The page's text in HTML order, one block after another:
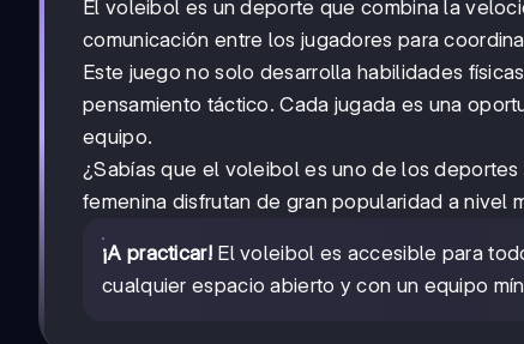
El voleibol es un deporte que combina la
comunicación entre los jugadores para
Este juego no solo desarrolla habilidades
pensamiento táctico. Cada jugada es una
equipo.
¿Sabías que el voleibol es uno de los
femenina disfrutan de gran popularidad a nivel
¡A practicar!El voleibol es accesible para
cualquier espacio abierto y con un equipo